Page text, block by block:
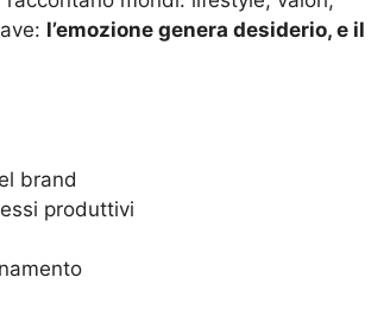
l’emozione genera desiderio, e il
brand
produttivi